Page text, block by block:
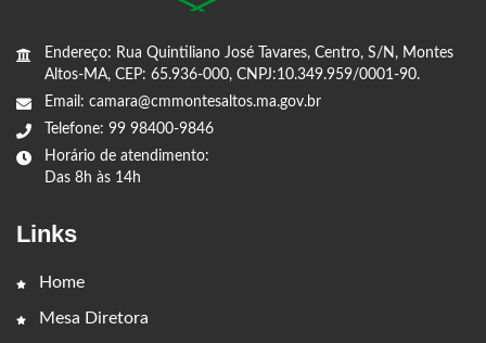
Endereço: Rua Quintiliano José Tavares, Centro, S/N, Montes
Altos-MA, CEP: 65.936-000, CNPJ:10.349.959/0001-90.
Email: camara@cmmontesaltos.ma.gov.br
Telefone: 99 98400-9846
Horário de atendimento:
Das 8h às 14h
Links
Home
Mesa Diretora